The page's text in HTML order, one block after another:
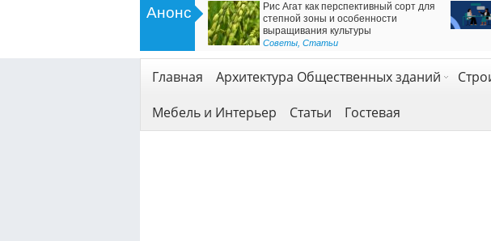
Анонс
Инженерно-экологические изыскания
для строительства: основа
безопасной реализации проектов
Услуги
Есть решение для движения
Железнодорожный тоннель
Геодезия и геология
Главная Архитектура Общественных зданий
Мебель и Интерьер
Статьи Гостевая